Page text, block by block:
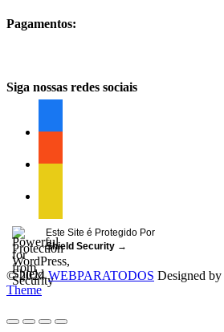
Pagamentos:
Siga nossas redes sociais
Este Site é Protegido Por
Shield Security →
© 2024WEBPARATODOS Designed by
Theme